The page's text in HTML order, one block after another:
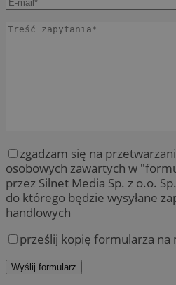
zgadzam się na
osobowych zawartych w
przez Silnet Media Sp. z o.o.
do którego będzie wysyłane
handlowych
prześlij kopię formularza na